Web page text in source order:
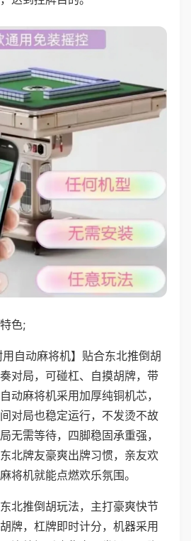
色;
用自动麻将机】贴合东北推倒胡
对局，可碰杠、自摸胡牌，带
动麻将机采用加厚纯铜机芯，
对局也稳定运行，不发烫不故
无需等待，四脚稳固承重强，
北牌友豪爽出牌习惯，亲友欢
将机就能点燃欢乐氛围。
北推倒胡玩法，主打豪爽快节
牌，杠牌即时计分，机器采用